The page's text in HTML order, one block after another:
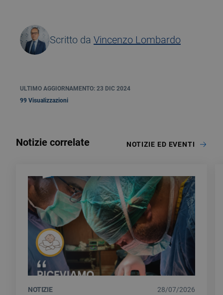
Scritto da Vincenzo Lombardo
ULTIMO AGGIORNAMENTO: 23 DIC 2024
99 Visualizzazioni
Notizie correlate NOTIZIE ED EVENTI
NOTIZIE 28/07/2026